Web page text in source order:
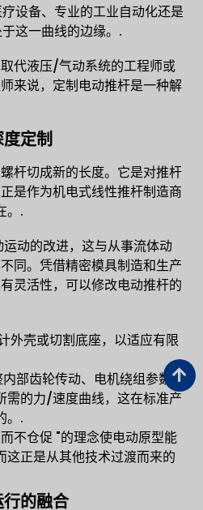
设备、专业的工业自动化还是
这一曲线的边缘。.
代液压/气动系统的工程师或
来说，定制电动推杆是一种解
定制
杆切成新的长度。它是对推杆
是作为机电式线性推杆制造商
。.
动的改进，这与从事流体动
同。凭借精密模具制造和生产
灵活性，可以修改电动推杆的
外壳或切割底座，以适应有限
部齿轮传动、电机绕组参数和
需的力/速度曲线，这在标准产
。.
不仓促 "的理念使电动原型能
这正是从其他技术过渡而来的
行的融合